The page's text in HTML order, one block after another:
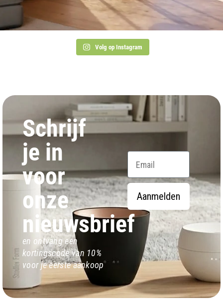
Volg op Instagram
Schrijf
je in
voor
onze
nieuwsbrief
en ontvang een
kortingscode van 10%
voor je eerste aankoop
Email
Aanmelden